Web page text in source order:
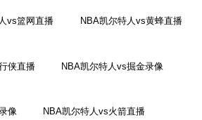
vs篮网直播 NBA凯尔特人vs黄蜂直播
侠直播 NBA凯尔特人vs掘金录像
像 NBA凯尔特人vs火箭直播